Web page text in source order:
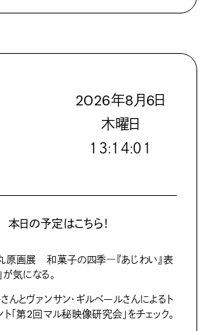
2026年8月6日
木曜日
１３:１４:０３
本日の予定はこちら！
原画展 和菓子の四季―『あじわい』表
気になる。
んとヴァンサン・ギルベールさんによるト
ト「第2回マル秘映像研究会」をチェック。